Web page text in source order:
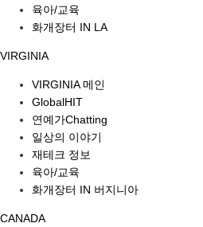
육아/교육
화개장터 IN LA
VIRGINIA
VIRGINIA 메인
GlobalHIT
연예가Chatting
일상의 이야기
재테크 정보
육아/교육
화개장터 IN 버지니아
CANADA